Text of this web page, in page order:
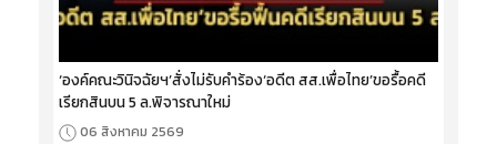
‘องค์คณะวินิจฉัยฯ’สั่งไม่รับคำร้อง‘อดีต สส.เพื่อไทย’ขอรื้อคดี
เรียกสินบน 5 ล.พิจารณาใหม่
06 สิงหาคม 2569